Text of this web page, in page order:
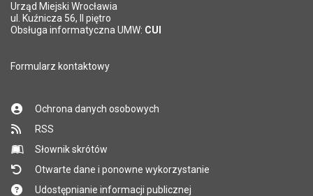
Urząd Miejski Wrocławia
ul. Kuźnicza 56, II piętro
Obsługa informatyczna UMW: CUI
Formularz kontaktowy
Ochrona danych osobowych
RSS
Słownik skrótów
Otwarte dane i ponowne wykorzystanie
Udostępnianie informacji publicznej